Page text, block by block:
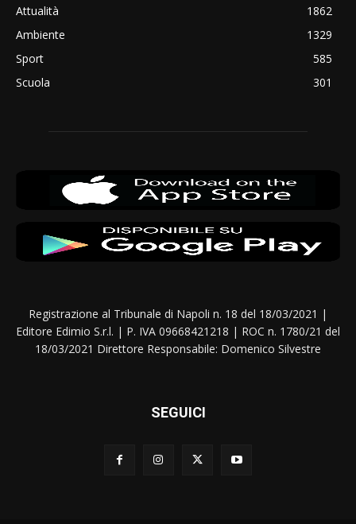
Attualità
1862
Ambiente
1329
Sport
585
Scuola
301
Registrazione al Tribunale di Napoli n. 18 del 18/03/2021 |
Editore Edimio S.r.l. | P. IVA 09668421218 | ROC n. 1780/21 del
18/03/2021 Direttore Responsabile: Domenico Silvestre
SEGUICI